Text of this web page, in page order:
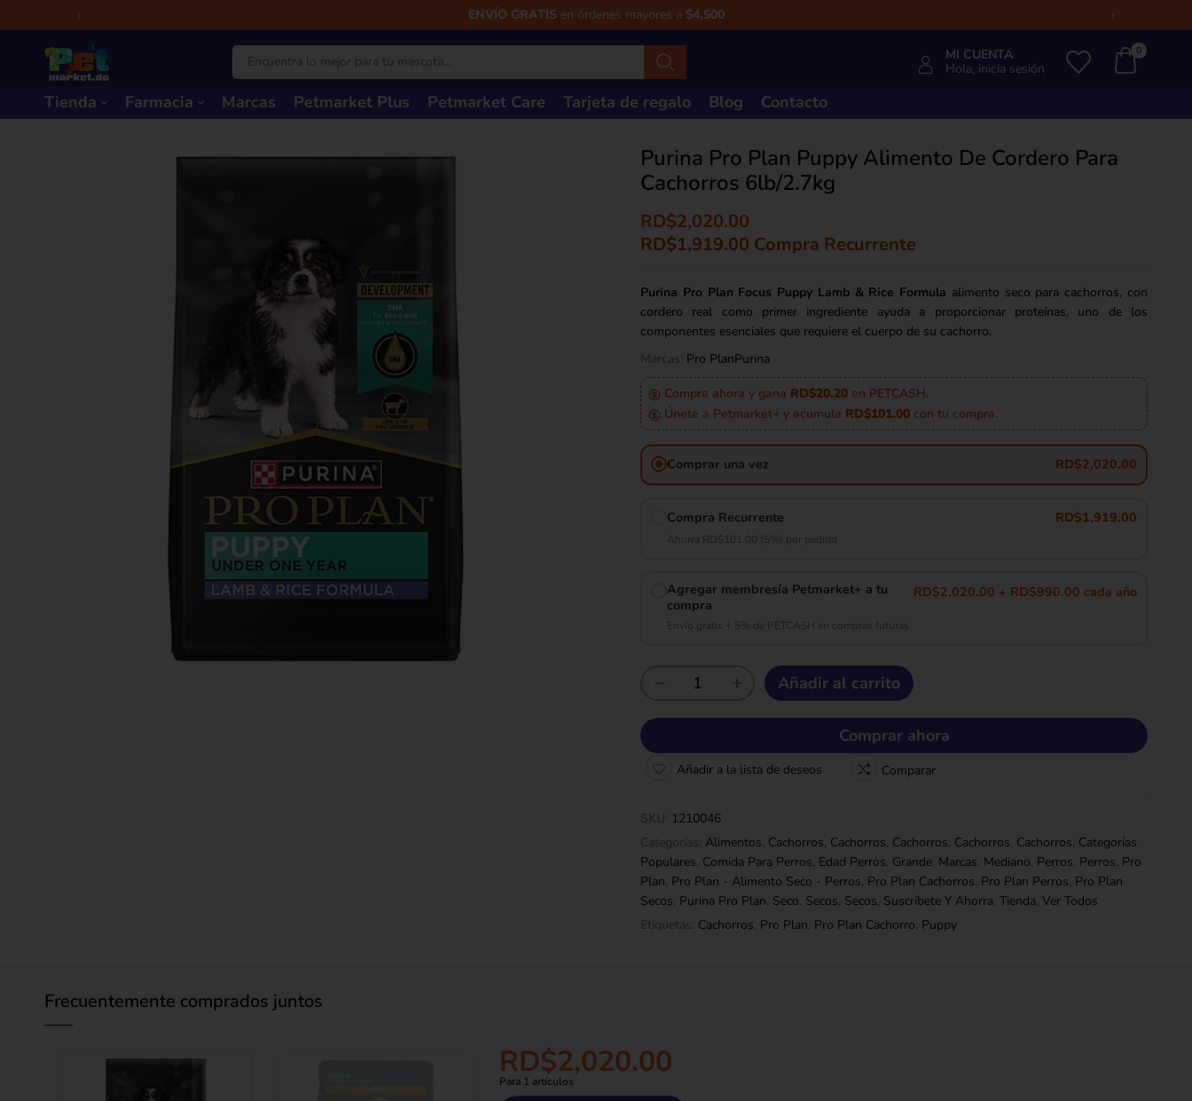
‹ ENVÍO GRATIS en órdenes mayores a $4,500 ›
MI CUENTA
Hola, inicia sesión
0
Tienda Farmacia Marcas Petmarket Plus Petmarket Care Tarjeta de regalo Blog Contacto
Purina Pro Plan Puppy Alimento De Cordero Para
Cachorros 6lb/2.7kg
RD$2,020.00
RD$1,919.00 Compra Recurrente
Purina Pro Plan Focus Puppy Lamb & Rice Formula alimento seco para cachorros, con
cordero real como primer ingrediente ayuda a proporcionar proteínas, uno de los
componentes esenciales que requiere el cuerpo de su cachorro.
Marcas: Pro PlanPurina
Compra ahora y gana RD$20.20 en PETCASH.
Únete a Petmarket+ y acumula RD$101.00 con tu compra.
Comprar una vez RD$2,020.00
Compra Recurrente RD$1,919.00
Ahorra RD$101.00 (5%) por pedido
Agregar membresía Petmarket+ a tu
compra
Envío gratis + 5% de PETCASH en compras futuras
RD$2,020.00 + RD$990.00 cada año
Añadir al carrito
Comprar ahora
Añadir a la lista de deseos Comparar
SKU: 1210046
Categorías: Alimentos, Cachorros, Cachorros, Cachorros, Cachorros, Cachorros, Categorías
Populares, Comida Para Perros, Edad Perros, Grande, Marcas, Mediano, Perros, Perros, Pro
Plan, Pro Plan - Alimento Seco - Perros, Pro Plan Cachorros, Pro Plan Perros, Pro Plan
Secos, Purina Pro Plan, Seco, Secos, Secos, Suscríbete Y Ahorra, Tienda, Ver Todos
Etiquetas: Cachorros, Pro Plan, Pro Plan Cachorro, Puppy
Frecuentemente comprados juntos
RD$2,020.00
Para 1 artículos